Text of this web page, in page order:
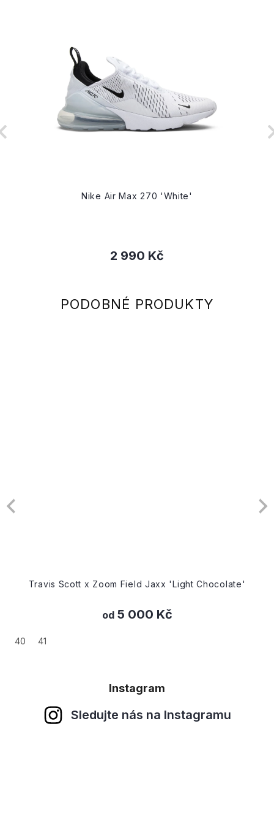
Nike Air Max 270 'White'
2 990 Kč
Travis Scott x Zoom Field Jaxx 'Light Chocolate'
od5 000 Kč
40 41
Instagram
Sledujte nás na Instagramu